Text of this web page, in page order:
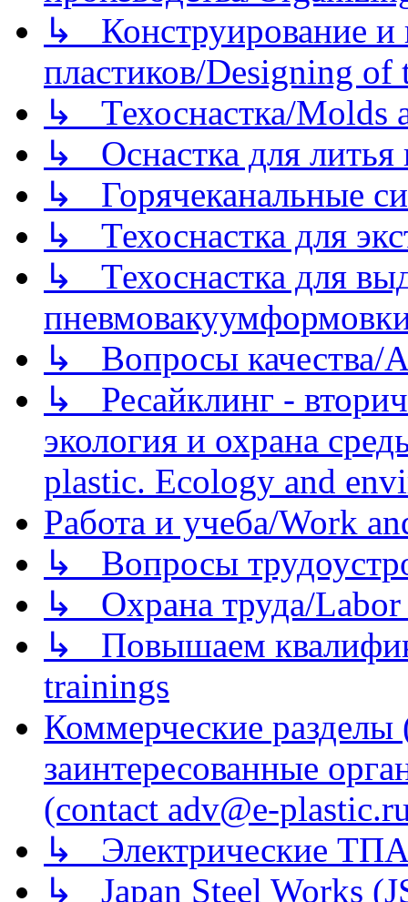
↳ Конструирование и
пластиков/Designing of
↳ Техоснастка/Molds
↳ Оснастка для литья
↳ Горячеканальные
↳ Техоснастка для
↳ Техоснастка для
↳ Вопросы качества/
↳ Ресайклинг -
экология и охрана
plastic. Ecology and
Работа и учеба/Work
↳ Вопросы
↳ Охрана труда/Labor
↳ Повышаем
trainings
Коммерческие
заинтересованные
(contact adv@e-
↳ Электрические
↳ Japan Steel Works